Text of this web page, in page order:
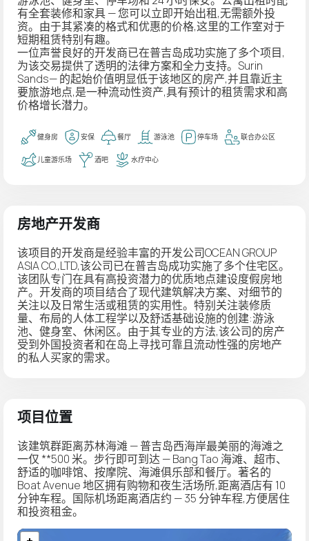
有全套装修和家具 — 您可以立即开始出租,无需额外投
资。由于其紧凑的格式和优惠的价格,这里的工作室对于
短期租赁特别有趣。
一位声誉良好的开发商已在普吉岛成功实施了多个项目,
为该交易提供了透明的法律方案和全力支持。Surin
Sands— 的起始价值明显低于该地区的房产,并且靠近主
要旅游地点,是一种流动性资产,具有预计的租赁需求和高
价格增长潜力。
健身房 安保 餐厅 游泳池 停车场 联合办公区
儿童游乐场 酒吧 水疗中心
房地产开发商
该项目的开发商是经验丰富的开发公司OCEAN GROUP
ASIA CO.,LTD,该公司已在普吉岛成功实施了多个住宅区。
该团队专门在具有高投资潜力的优质地点建设度假房地
产。开发商的项目结合了现代建筑解决方案、对细节的
关注以及日常生活或租赁的实用性。特别关注装修质
量、布局的人体工程学以及舒适基础设施的创建:游泳
池、健身室、休闲区。由于其专业的方法,该公司的房产
受到外国投资者和在岛上寻找可靠且流动性强的房地产
的私人买家的需求。
项目位置
该建筑群距离苏林海滩 — 普吉岛西海岸最美丽的海滩之
一仅 **500 米。步行即可到达 — Bang Tao 海滩、超市、
舒适的咖啡馆、按摩院、海滩俱乐部和餐厅。著名的
Boat Avenue 地区拥有购物和夜生活场所,距离酒店有 10
分钟车程。国际机场距离酒店约 — 35 分钟车程,方便居住
和投资租金。